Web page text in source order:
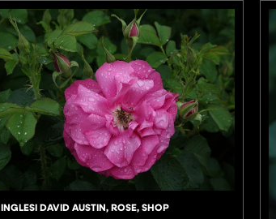
INGLESI DAVID AUSTIN,ROSE,SHOP